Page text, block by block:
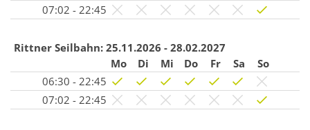
07:02 - 22:45
Rittner Seilbahn: 25.11.2026 - 28.02.2027
Mo
Di Mi Do Fr Sa
So
06:30 - 22:45
07:02 - 22:45